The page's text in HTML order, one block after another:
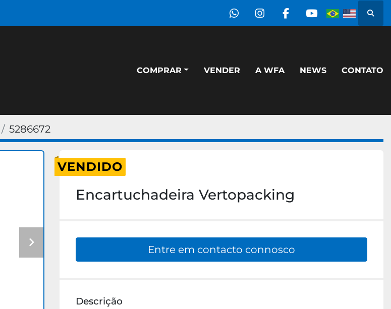
whatsappinstagram
facebook
youtube
COMPRAR NEWS
VENDER A WFA CONTATO
5286672
VENDIDO
Encartuchadeira Vertopacking
Entre em contacto connosco
Descrição